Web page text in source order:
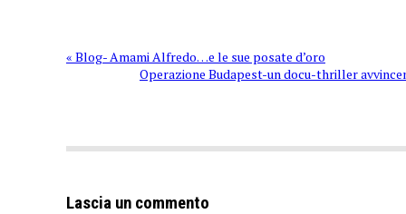
« Blog- Amami Alfredo…e le sue posate d’oro
Operazione Budapest-un docu-thriller
Lascia un commento